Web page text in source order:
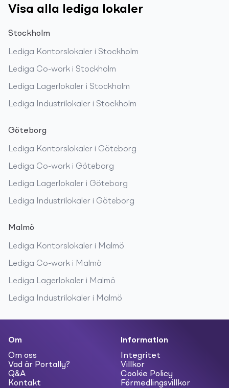
Visa alla lediga lokaler
Stockholm
Lediga Kontorslokaler i Stockholm
Lediga Co-work i Stockholm
Lediga Lagerlokaler i Stockholm
Lediga Industrilokaler i Stockholm
Göteborg
Lediga Kontorslokaler i Göteborg
Lediga Co-work i Göteborg
Lediga Lagerlokaler i Göteborg
Lediga Industrilokaler i Göteborg
Malmö
Lediga Kontorslokaler i Malmö
Lediga Co-work i Malmö
Lediga Lagerlokaler i Malmö
Lediga Industrilokaler i Malmö
Om
Om oss
Vad är Portally?
Q&A
Kontakt
Information
Integritet
Villkor
Cookie Policy
Förmedlingsvillkor